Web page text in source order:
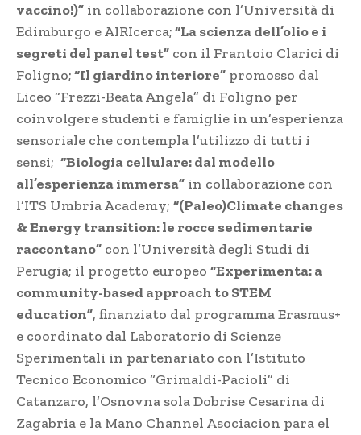
vaccino!)” in collaborazione con l’Università di
Edimburgo e AIRIcerca;“La scienza dell’olio e i
segreti del panel test” con il Frantoio Clarici di
Foligno;“Il giardino interiore” promosso dal
Liceo “Frezzi-Beata Angela” di Foligno per
coinvolgere studenti e famiglie in un’esperienza
sensoriale che contempla l’utilizzo di tutti i
sensi; “Biologia cellulare: dal modello
all’esperienza immersa” in collaborazione con
l’ITS Umbria Academy; “(Paleo)Climate changes
& Energy transition: le rocce sedimentarie
raccontano” con l’Università degli Studi di
Perugia; il progetto europeo “Experimenta: a
community-based approach to STEM
education”, finanziato dal programma Erasmus+
e coordinato dal Laboratorio di Scienze
Sperimentali in partenariato con l’Istituto
Tecnico Economico “Grimaldi-Pacioli” di
Catanzaro, l’Osnovna sola Dobrise Cesarina di
Zagabria e la Mano Channel Asociacion para el